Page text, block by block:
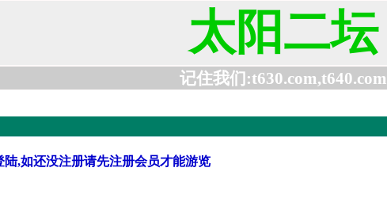
太阳二坛
记住我们:t630.com,t640.com
,如还没注册请先注册会员才能游览